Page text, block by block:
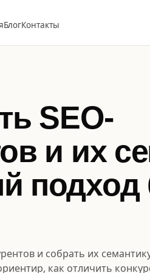
БлогКонтакты
SEO-
и их
подход
и собрать их
как отличить